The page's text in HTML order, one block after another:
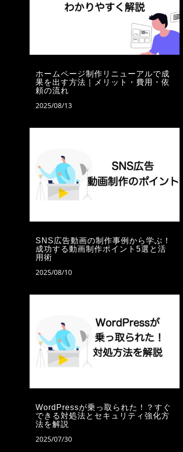
ホームページ制作リニューアルで成
果を出す方法｜メリット・費用・依
頼の流れ
2025/08/13
SNS広告動画の制作事例から学ぶ！
成功する動画制作ポイント5選と活
用術
2025/08/10
WordPressが乗っ取られた！？すぐ
できる対処法とセキュリティ強化方
法を解説
2025/07/30